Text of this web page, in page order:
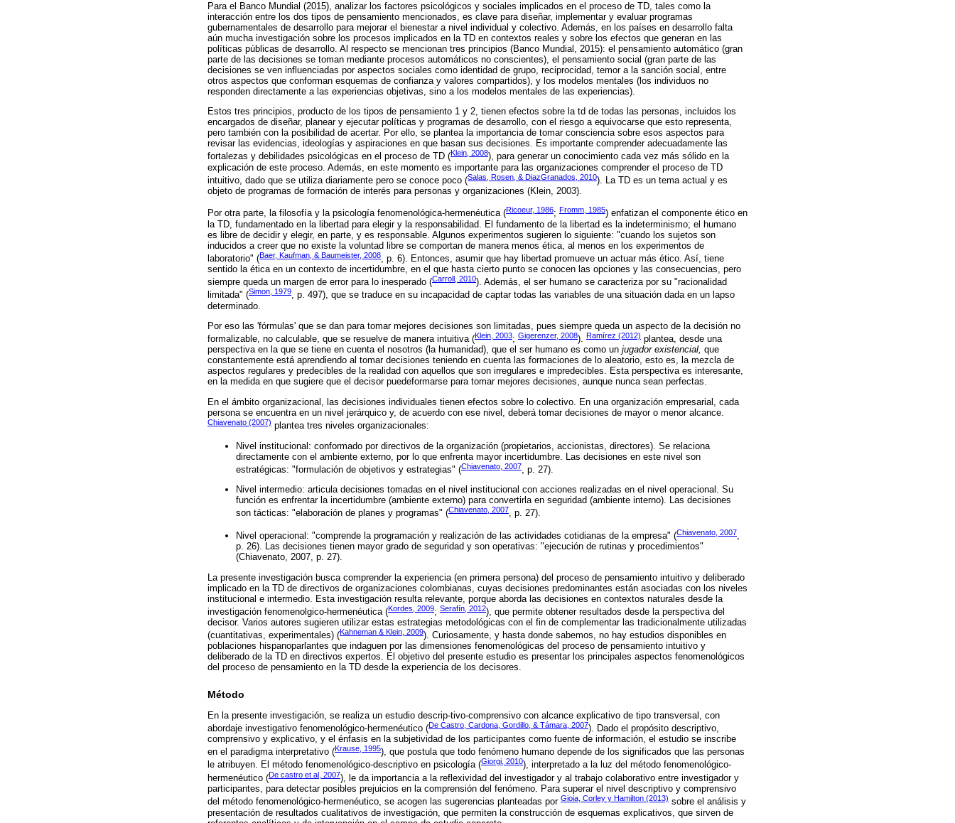
Para el Banco Mundial (2015), analizar los factores psicológicos y sociales implicados en el proceso de TD, tales como la
interacción entre los dos tipos de pensamiento mencionados, es clave para diseñar, implementar y evaluar programas
gubernamentales de desarrollo para mejorar el bienestar a nivel individual y colectivo. Además, en los países en desarrollo falta
aún mucha investigación sobre los procesos implicados en la TD en contextos reales y sobre los efectos que generan en las
políticas públicas de desarrollo. Al respecto se mencionan tres principios (Banco Mundial, 2015): el pensamiento automático (gran
parte de las decisiones se toman mediante procesos automáticos no conscientes), el pensamiento social (gran parte de las
decisiones se ven influenciadas por aspectos sociales como identidad de grupo, reciprocidad, temor a la sanción social, entre
otros aspectos que conforman esquemas de confianza y valores compartidos), y los modelos mentales (los individuos no
responden directamente a las experiencias objetivas, sino a los modelos mentales de las experiencias).
Estos tres principios, producto de los tipos de pensamiento 1 y 2, tienen efectos sobre la td de todas las personas, incluidos los
encargados de diseñar, planear y ejecutar políticas y programas de desarrollo, con el riesgo a equivocarse que esto representa,
pero también con la posibilidad de acertar. Por ello, se plantea la importancia de tomar consciencia sobre esos aspectos para
revisar las evidencias, ideologías y aspiraciones en que basan sus decisiones. Es importante comprender adecuadamente las
fortalezas y debilidades psicológicas en el proceso de TD (Klein, 2008), para generar un conocimiento cada vez más sólido en la
explicación de este proceso. Además, en este momento es importante para las organizaciones comprender el proceso de TD
intuitivo, dado que se utiliza diariamente pero se conoce poco (Salas, Rosen, & DiazGranados, 2010). La TD es un tema actual y es
objeto de programas de formación de interés para personas y organizaciones (Klein, 2003).
Por otra parte, la filosofía y la psicología fenomenológica-hermenéutica (Ricoeur, 1986; Fromm, 1985) enfatizan el componente ético en
la TD, fundamentado en la libertad para elegir y la responsabilidad. El fundamento de la libertad es la indeterminismo; el humano
es libre de decidir y elegir, en parte, y es responsable. Algunos experimentos sugieren lo siguiente: "cuando los sujetos son
inducidos a creer que no existe la voluntad libre se comportan de manera menos ética, al menos en los experimentos de
laboratorio" (Baer, Kaufman, & Baumeister, 2008
, p. 6). Entonces, asumir que hay libertad promueve un actuar más ético. Así, tiene
sentido la ética en un contexto de incertidumbre, en el que hasta cierto punto se conocen las opciones y las consecuencias, pero
siempre queda un margen de error para lo inesperado (Carroll, 2010). Además, el ser humano se caracteriza por su "racionalidad
limitada" (Simon, 1979, p. 497), que se traduce en su incapacidad de captar todas las variables de una situación dada en un lapso
determinado.
Por eso las 'fórmulas' que se dan para tomar mejores decisiones son limitadas, pues siempre queda un aspecto de la decisión no
formalizable, no calculable, que se resuelve de manera intuitiva (Klein, 2003; Gigerenzer, 2008). Ramírez (2012) plantea, desde una
perspectiva en la que se tiene en cuenta el nosotros (la humanidad), que el ser humano es como un jugador existencial, que
constantemente está aprendiendo al tomar decisiones teniendo en cuenta las formaciones de lo aleatorio, esto es, la mezcla de
aspectos regulares y predecibles de la realidad con aquellos que son irregulares e impredecibles. Esta perspectiva es interesante,
en la medida en que sugiere que el decisor puedeformarse para tomar mejores decisiones, aunque nunca sean perfectas.
En el ámbito organizacional, las decisiones individuales tienen efectos sobre lo colectivo. En una organización empresarial, cada
persona se encuentra en un nivel jerárquico y, de acuerdo con ese nivel, deberá tomar decisiones de mayor o menor alcance.
Chiavenato (2007) plantea tres niveles organizacionales:
Nivel institucional: conformado por directivos de la organización (propietarios, accionistas, directores). Se relaciona
directamente con el ambiente externo, por lo que enfrenta mayor incertidumbre. Las decisiones en este nivel son
estratégicas: "formulación de objetivos y estrategias" (Chiavenato, 2007
, p. 27).
Nivel intermedio: articula decisiones tomadas en el nivel institucional con acciones realizadas en el nivel operacional. Su
función es enfrentar la incertidumbre (ambiente externo) para convertirla en seguridad (ambiente interno). Las decisiones
son tácticas: "elaboración de planes y programas" (Chiavenato, 2007, p. 27).
Nivel operacional: "comprende la programación y realización de las actividades cotidianas de la empresa" (Chiavenato, 2007,
p. 26). Las decisiones tienen mayor grado de seguridad y son operativas: "ejecución de rutinas y procedimientos"
(Chiavenato, 2007, p. 27).
La presente investigación busca comprender la experiencia (en primera persona) del proceso de pensamiento intuitivo y deliberado
implicado en la TD de directivos de organizaciones colombianas, cuyas decisiones predominantes están asociadas con los niveles
institucional e intermedio. Esta investigación resulta relevante, porque aborda las decisiones en contextos naturales desde la
investigación fenomenolgico-hermenéutica (Kordes, 2009; Serafín, 2012), que permite obtener resultados desde la perspectiva del
decisor. Varios autores sugieren utilizar estas estrategias metodológicas con el fin de complementar las tradicionalmente utilizadas
(cuantitativas, experimentales) (Kahneman & Klein, 2009). Curiosamente, y hasta donde sabemos, no hay estudios disponibles en
poblaciones hispanoparlantes que indaguen por las dimensiones fenomenológicas del proceso de pensamiento intuitivo y
deliberado de la TD en directivos expertos. El objetivo del presente estudio es presentar los principales aspectos fenomenológicos
del proceso de pensamiento en la TD desde la experiencia de los decisores.
Método
En la presente investigación, se realiza un estudio descrip-tivo-comprensivo con alcance explicativo de tipo transversal, con
abordaje investigativo fenomenológico-hermenéutico (De Castro, Cardona, Gordillo, & Támara, 2007). Dado el propósito descriptivo,
comprensivo y explicativo, y el énfasis en la subjetividad de los participantes como fuente de información, el estudio se inscribe
en el paradigma interpretativo (Krause, 1995), que postula que todo fenómeno humano depende de los significados que las personas
le atribuyen. El método fenomenológico-descriptivo en psicología (Giorgi, 2010), interpretado a la luz del método fenomenológico-
hermenéutico (De castro et al, 2007), le da importancia a la reflexividad del investigador y al trabajo colaborativo entre investigador y
participantes, para detectar posibles prejuicios en la comprensión del fenómeno. Para superar el nivel descriptivo y comprensivo
del método fenomenológico-hermenéutico, se acogen las sugerencias planteadas por Gioia, Corley y Hamilton (2013) sobre el análisis y
presentación de resultados cualitativos de investigación, que permiten la construcción de esquemas explicativos, que sirven de